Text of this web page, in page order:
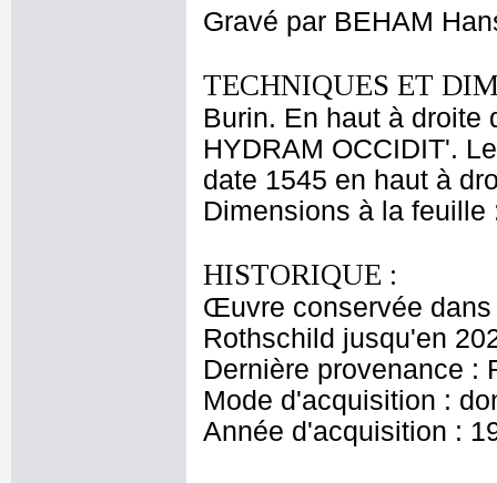
Gravé par BEHAM
TECHNIQUES ET
Burin. En haut à droite
HYDRAM OCCIDIT'.
date 1545 en haut à
Dimensions à la
HISTORIQUE :
Œuvre conservée dans
Rothschild jusqu'en
Dernière provenance :
Mode d'acquisition :
Année d'acquisition :